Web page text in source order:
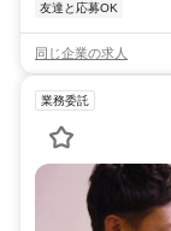
友達と応募OK
同じ企業の求人
業務委託